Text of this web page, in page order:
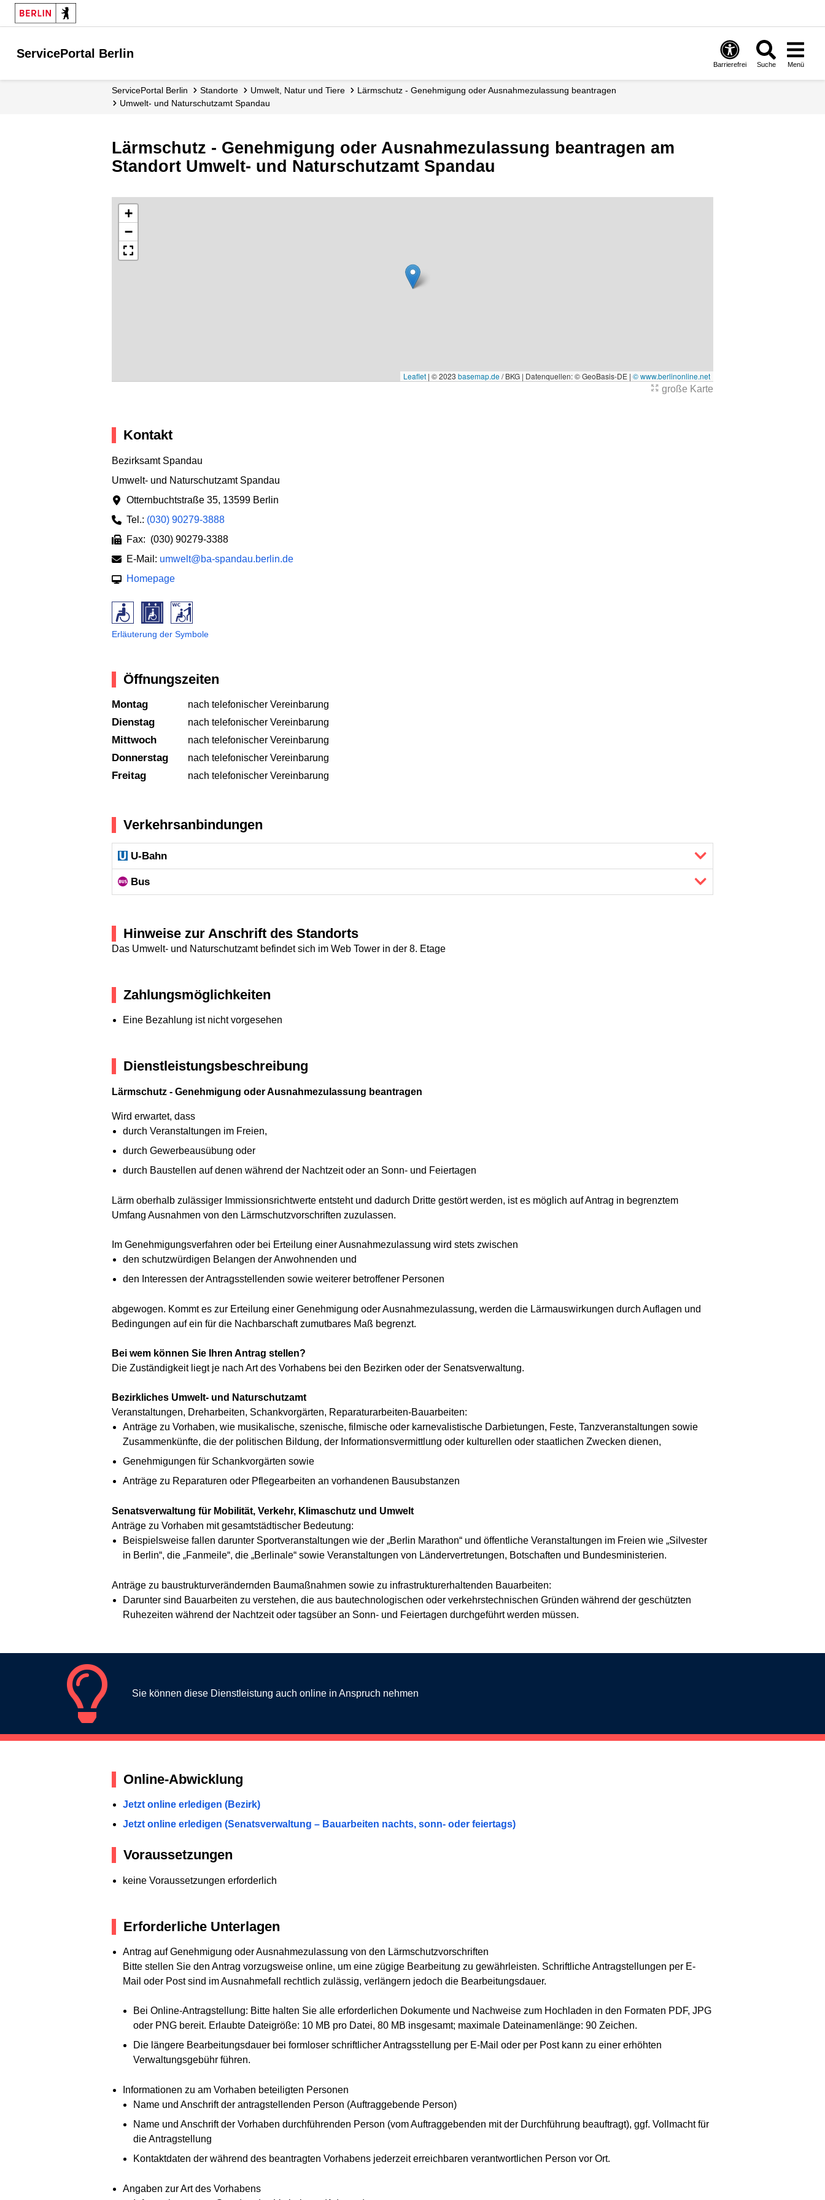
ServicePortal Berlin
Barrierefrei Suche Menü
ServicePortal Berlin Standorte Umwelt, Natur und Tiere
Lärmschutz - Genehmigung oder Ausnahmezulassung beantragen
Umwelt- und Naturschutzamt Spandau
Lärmschutz - Genehmigung oder Ausnahmezulassung beantragen am
Standort Umwelt- und Naturschutzamt Spandau
+
−
Leaflet | © 2023 basemap.de/ BKG | Datenquellen: © GeoBasis-DE | © www.berlinonline.net
große Karte
Kontakt
Bezirksamt Spandau
Umwelt- und Naturschutzamt Spandau
Otternbuchtstraße 35, 13599 Berlin
Tel.: (030) 90279-3888
Fax: (030) 90279-3388
E-Mail: umwelt@ba-spandau.berlin.de
Homepage
Erläuterung der Symbole
Öffnungszeiten
Montag nach telefonischer Vereinbarung
Dienstag nach telefonischer Vereinbarung
Mittwoch nach telefonischer Vereinbarung
Donnerstag nach telefonischer Vereinbarung
Freitag nach telefonischer Vereinbarung
Verkehrsanbindungen
U-Bahn
Bus
Hinweise zur Anschrift des Standorts
Das Umwelt- und Naturschutzamt befindet sich im Web Tower in der 8. Etage
Zahlungsmöglichkeiten
Eine Bezahlung ist nicht vorgesehen
Dienstleistungsbeschreibung
Lärmschutz - Genehmigung oder Ausnahmezulassung beantragen
Wird erwartet, dass
durch Veranstaltungen im Freien,
durch Gewerbeausübung oder
durch Baustellen auf denen während der Nachtzeit oder an Sonn- und Feiertagen
Lärm oberhalb zulässiger Immissionsrichtwerte entsteht und dadurch Dritte gestört werden, ist es möglich auf Antrag in begrenztem
Umfang Ausnahmen von den Lärmschutzvorschriften zuzulassen.
Im Genehmigungsverfahren oder bei Erteilung einer Ausnahmezulassung wird stets zwischen
den schutzwürdigen Belangen der Anwohnenden und
den Interessen der Antragsstellenden sowie weiterer betroffener Personen
abgewogen. Kommt es zur Erteilung einer Genehmigung oder Ausnahmezulassung, werden die Lärmauswirkungen durch Auflagen und
Bedingungen auf ein für die Nachbarschaft zumutbares Maß begrenzt.
Bei wem können Sie Ihren Antrag stellen?
Die Zuständigkeit liegt je nach Art des Vorhabens bei den Bezirken oder der Senatsverwaltung.
Bezirkliches Umwelt- und Naturschutzamt
Veranstaltungen, Dreharbeiten, Schankvorgärten, Reparaturarbeiten-Bauarbeiten:
Anträge zu Vorhaben, wie musikalische, szenische, filmische oder karnevalistische Darbietungen, Feste, Tanzveranstaltungen sowie
Zusammenkünfte, die der politischen Bildung, der Informationsvermittlung oder kulturellen oder staatlichen Zwecken dienen,
Genehmigungen für Schankvorgärten sowie
Anträge zu Reparaturen oder Pflegearbeiten an vorhandenen Bausubstanzen
Senatsverwaltung für Mobilität, Verkehr, Klimaschutz und Umwelt
Anträge zu Vorhaben mit gesamtstädtischer Bedeutung:
Beispielsweise fallen darunter Sportveranstaltungen wie der „Berlin Marathon“ und öffentliche Veranstaltungen im Freien wie „Silvester
in Berlin“, die „Fanmeile“, die „Berlinale“ sowie Veranstaltungen von Ländervertretungen, Botschaften und Bundesministerien.
Anträge zu baustrukturverändernden Baumaßnahmen sowie zu infrastrukturerhaltenden Bauarbeiten:
Darunter sind Bauarbeiten zu verstehen, die aus bautechnologischen oder verkehrstechnischen Gründen während der geschützten
Ruhezeiten während der Nachtzeit oder tagsüber an Sonn- und Feiertagen durchgeführt werden müssen.
Sie können diese Dienstleistung auch online in Anspruch nehmen
Online-Abwicklung
Jetzt online erledigen (Bezirk)
Jetzt online erledigen (Senatsverwaltung – Bauarbeiten nachts, sonn- oder feiertags)
Voraussetzungen
keine Voraussetzungen erforderlich
Erforderliche Unterlagen
Antrag auf Genehmigung oder Ausnahmezulassung von den Lärmschutzvorschriften
Bitte stellen Sie den Antrag vorzugsweise online, um eine zügige Bearbeitung zu gewährleisten. Schriftliche Antragstellungen per E-
Mail oder Post sind im Ausnahmefall rechtlich zulässig, verlängern jedoch die Bearbeitungsdauer.
Bei Online-Antragstellung: Bitte halten Sie alle erforderlichen Dokumente und Nachweise zum Hochladen in den Formaten PDF, JPG
oder PNG bereit. Erlaubte Dateigröße: 10 MB pro Datei, 80 MB insgesamt; maximale Dateinamenlänge: 90 Zeichen.
Die längere Bearbeitungsdauer bei formloser schriftlicher Antragsstellung per E-Mail oder per Post kann zu einer erhöhten
Verwaltungsgebühr führen.
Informationen zu am Vorhaben beteiligten Personen
Name und Anschrift der antragstellenden Person (Auftraggebende Person)
Name und Anschrift der Vorhaben durchführenden Person (vom Auftraggebenden mit der Durchführung beauftragt), ggf. Vollmacht für
die Antragstellung
Kontaktdaten der während des beantragten Vorhabens jederzeit erreichbaren verantwortlichen Person vor Ort.
Angaben zur Art des Vorhabens